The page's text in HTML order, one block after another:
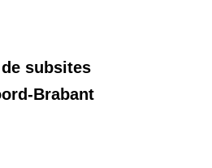
subsites
Brabant